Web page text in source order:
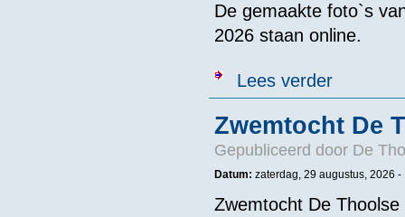
De gemaakte foto`s
2026 staan online.
Lees verderover Foto`s +
Zwemtocht De
Gepubliceerd door De
Datum: zaterdag, 29 augustus, 2026 -
Zwemtocht De